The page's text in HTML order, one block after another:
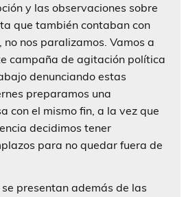
y las observaciones sobre
que también contaban con
nos paralizamos. Vamos a
campaña de agitación política
denunciando estas
preparamos una
con el mismo fin, a la vez que
decidimos tener
para no quedar fuera de
presentan además de las